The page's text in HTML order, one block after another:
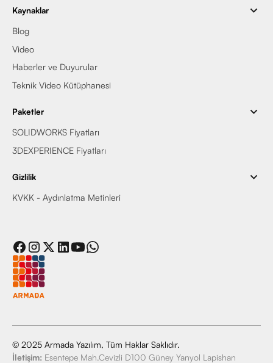
Kaynaklar
Blog
Video
Haberler ve Duyurular
Teknik Video Kütüphanesi
Paketler
SOLIDWORKS Fiyatları
3DEXPERIENCE Fiyatları
Gizlilik
KVKK - Aydınlatma Metinleri
© 2025 Armada Yazılım, Tüm Haklar Saklıdır.
İletişim: Esentepe Mah.Cevizli D100 Güney Yanyol Lapishan